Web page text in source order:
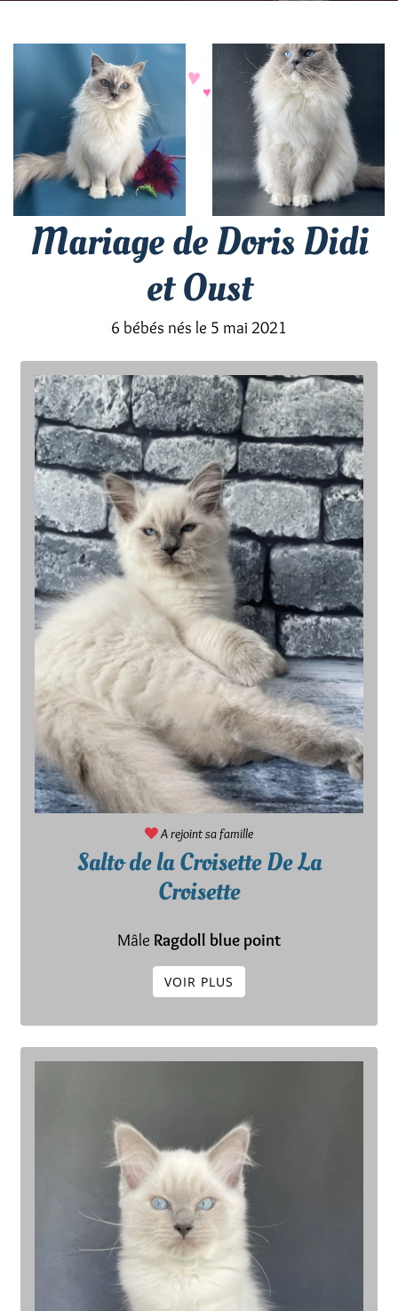
♥
♥
♥
♥
♥
♥
Mariage de Doris Didi
et Oust
6 bébés nés le 5 mai 2021
A rejoint sa famille
Salto de la Croisette De La
Croisette
Mâle Ragdoll blue point
VOIR PLUS